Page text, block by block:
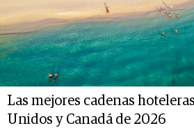
Las mejores cadenas
Unidos y Canadá de 2026